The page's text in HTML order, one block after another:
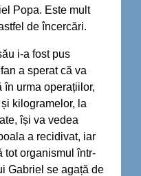
Popa. Este mult
de încercări.
i-a fost pus
a sperat că va
în urma operațiilor,
kilogramelor, la
își va vedea
a recidivat, iar
tot organismul într-
Gabriel se agață de